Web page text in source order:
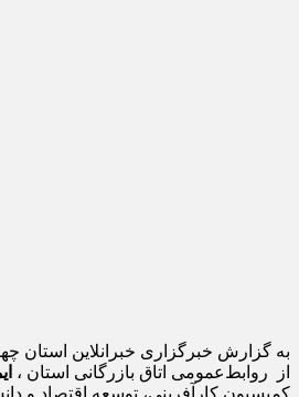
به گزارش خبرگزاری خبرانلاین استان
از روابط‌عمومی اتاق بازرگانی استان ،
کمیسیون کارآفرینی، توسعه اقتصاد و